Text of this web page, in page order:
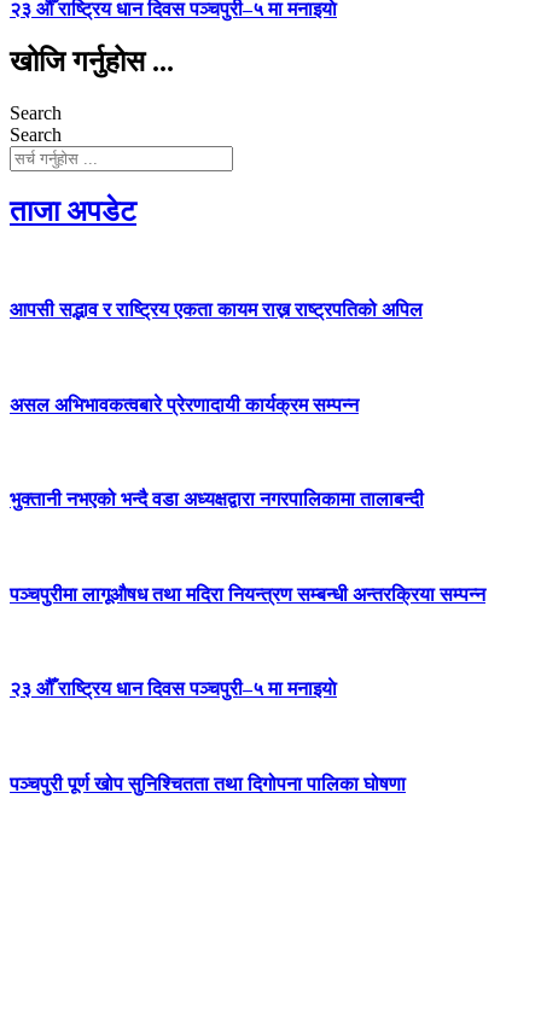
२३ औँ राष्ट्रिय धान दिवस पञ्चपुरी–५ मा मनाइयाे
खोजि गर्नुहोस ...
Search
Search
ताजा अपडेट
आपसी सद्भाव र राष्ट्रिय एकता कायम राख्न राष्ट्रपतिको अपिल
असल अभिभावकत्वबारे प्रेरणादायी कार्यक्रम सम्पन्न
भुक्तानी नभएको भन्दै वडा अध्यक्षद्वारा नगरपालिकामा तालाबन्दी
पञ्चपुरीमा लागूऔषध तथा मदिरा नियन्त्रण सम्बन्धी अन्तरक्रिया सम्पन्न
२३ औँ राष्ट्रिय धान दिवस पञ्चपुरी–५ मा मनाइयाे
पञ्चपुरी पूर्ण खोप सुनिश्चितता तथा दिगोपना पालिका घोषणा